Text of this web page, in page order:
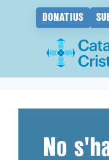
DONATIUS
No